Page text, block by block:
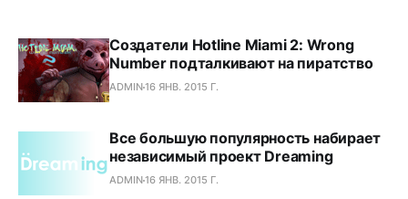
Создатели Hotline Miami 2: Wrong
Number подталкивают на пиратство
ADMIN16 ЯНВ. 2015 Г.
Все большую популярность набирает
независимый проект Dreaming
ADMIN16 ЯНВ. 2015 Г.